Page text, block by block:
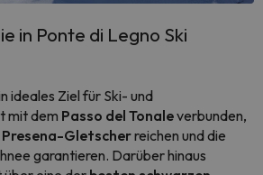
in Ponte di Legno Ski
ideales Ziel für Ski- und
mit dem Passo del Tonaleverbunden,
Presena-Gletscherreichen und die
garantieren. Darüber hinaus